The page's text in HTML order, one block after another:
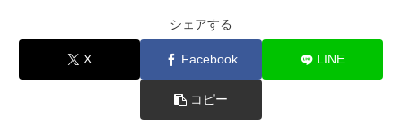
シェアする
X Facebook LINE
コピー